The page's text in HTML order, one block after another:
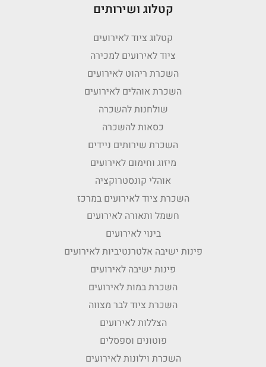
קטלוג ושירותים
קטלוג ציוד לאירועים
ציוד לאירועים למכירה
השכרת ריהוט לאירועים
השכרת אוהלים לאירועים
שולחנות להשכרה
כסאות להשכרה
השכרת שירותים ניידים
מיזוג וחימום לאירועים
אוהלי קונסטרוקציה
השכרת ציוד לאירועים במרכז
חשמל ותאורה לאירועים
בינוי לאירועים
פינות ישיבה אלטרנטיביות לאירועים
פינות ישיבה לאירועים
השכרת במות לאירועים
השכרת ציוד לבר מצווה
הצללות לאירועים
פוטונים וספסלים
השכרת וילונות לאירועים